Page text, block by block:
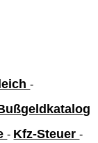
-
- Kfz-Steuer-